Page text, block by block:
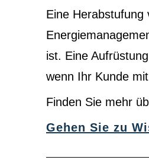
Eine Herabstufung
ist. Eine
wenn Ihr Kunde
Finden Sie mehr
Gehen Sie zu